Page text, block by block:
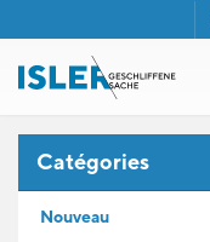
Catégories
Nouveau